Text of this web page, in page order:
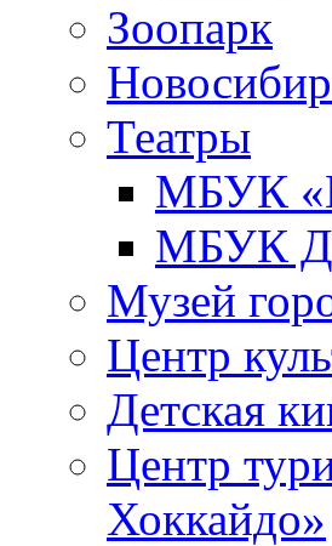
Зоопарк
Театры
МБУК
МБУК
Музей
Центр
Детская
Центр
Хоккайдо»